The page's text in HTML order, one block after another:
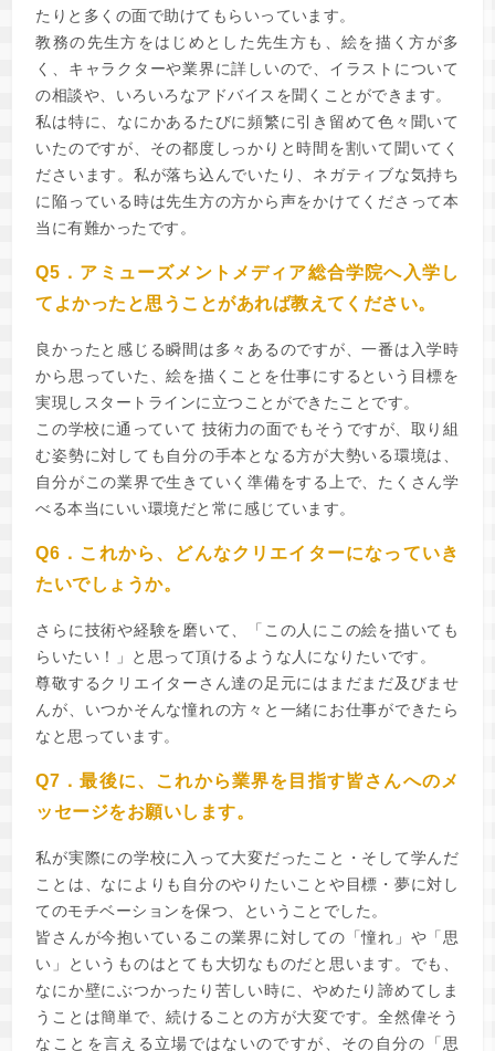
たりと多くの面で助けてもらいっています。
教務の先生方をはじめとした先生方も、絵を描く方が多
く、キャラクターや業界に詳しいので、イラストについて
の相談や、いろいろなアドバイスを聞くことができます。
私は特に、なにかあるたびに頻繁に引き留めて色々聞いて
いたのですが、その都度しっかりと時間を割いて聞いてく
ださいます。私が落ち込んでいたり、ネガティブな気持ち
に陥っている時は先生方の方から声をかけてくださって本
当に有難かったです。
Q5．アミューズメントメディア総合学院へ入学し
てよかったと思うことがあれば教えてください。
良かったと感じる瞬間は多々あるのですが、一番は入学時
から思っていた、絵を描くことを仕事にするという目標を
実現しスタートラインに立つことができたことです。
この学校に通っていて 技術力の面でもそうですが、取り組
む姿勢に対しても自分の手本となる方が大勢いる環境は、
自分がこの業界で生きていく準備をする上で、たくさん学
べる本当にいい環境だと常に感じています。
Q6．これから、どんなクリエイターになっていき
たいでしょうか。
さらに技術や経験を磨いて、「この人にこの絵を描いても
らいたい！」と思って頂けるような人になりたいです。
尊敬するクリエイターさん達の足元にはまだまだ及びませ
んが、いつかそんな憧れの方々と一緒にお仕事ができたら
なと思っています。
Q7．最後に、これから業界を目指す皆さんへのメ
ッセージをお願いします。
私が実際にの学校に入って大変だったこと・そして学んだ
ことは、なによりも自分のやりたいことや目標・夢に対し
てのモチベーションを保つ、ということでした。
皆さんが今抱いているこの業界に対しての「憧れ」や「思
い」というものはとても大切なものだと思います。でも、
なにか壁にぶつかったり苦しい時に、やめたり諦めてしま
うことは簡単で、続けることの方が大変です。全然偉そう
なことを言える立場ではないのですが、その自分の「思